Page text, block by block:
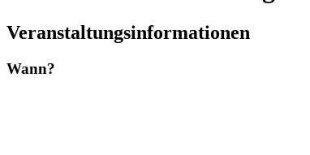
Veranstaltungsinformationen
Wann?